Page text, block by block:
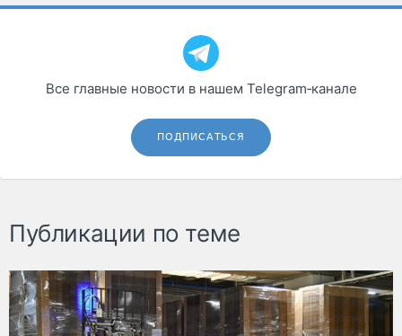
Все главные новости в нашем Telegram‑канале
ПОДПИСАТЬСЯ
Публикации по теме